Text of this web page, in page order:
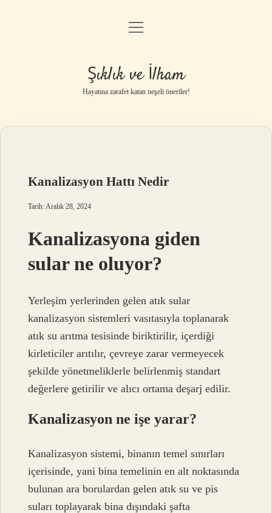
Anasayfa
Gizlilik Politikası
Yasal Uyarı
menüyü
Şıklık ve İlham
Hayatına zarafet katan neşeli öneriler!
Kanalizasyon Hattı Nedir
Tarih: Aralık 28, 2024
Kanalizasyona giden
sular ne oluyor?
Yerleşim yerlerinden gelen atık sular
kanalizasyon sistemleri vasıtasıyla toplanarak
atık su arıtma tesisinde biriktirilir, içerdiği
kirleticiler arıtılır, çevreye zarar vermeyecek
şekilde yönetmeliklerle belirlenmiş standart
değerlere getirilir ve alıcı ortama deşarj edilir.
Kanalizasyon ne işe yarar?
Kanalizasyon sistemi, binanın temel sınırları
içerisinde, yani bina temelinin en alt noktasında
bulunan ara borulardan gelen atık su ve pis
suları toplayarak bina dışındaki şafta